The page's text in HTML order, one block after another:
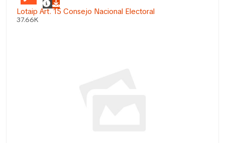
Lotaip Art. 15 Consejo Nacional Electoral
37.66K